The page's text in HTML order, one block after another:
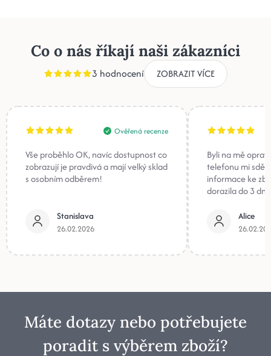
Co o nás říkají naši zákazníci
3 hodnocení ZOBRAZIT VÍCE
Ověřená recenze
Vše proběhlo OK, navíc dostupnost co
zobrazují je pravdivá a mají velký sklad
s osobním odběrem!
Stanislava
26.02.2026
Byli na mě
telefonu mi
informace ke
dorazila do 3
Alice
Máte dotazy nebo potřebujete
poradit s výběrem zboží?